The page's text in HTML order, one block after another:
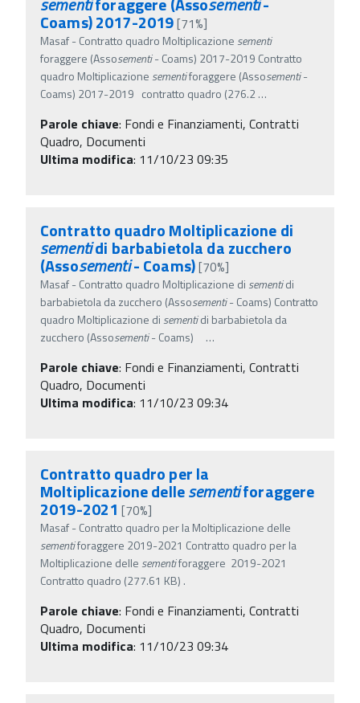
Coams) 2017-2019[71%]
Masaf - Contratto quadro Moltiplicazione sementi
foraggere (Assosementi- Coams) 2017-2019 Contratto
quadro Moltiplicazione sementiforaggere (Assosementi-
Coams) 2017-2019 contratto quadro (276.2…
Parole chiave: Fondi e Finanziamenti, Contratti
Quadro, Documenti
Ultima modifica: 11/10/23 09:35
Contratto quadro Moltiplicazione di
sementidi barbabietola da zucchero
(Assosementi- Coams)[70%]
Masaf - Contratto quadro Moltiplicazione di sementidi
barbabietola da zucchero (Assosementi- Coams) Contratto
quadro Moltiplicazione di sementidi barbabietola da
zucchero (Assosementi- Coams) …
Parole chiave: Fondi e Finanziamenti, Contratti
Quadro, Documenti
Ultima modifica: 11/10/23 09:34
Contratto quadro per la
Moltiplicazione dellesementiforaggere
2019-2021 [70%]
Masaf - Contratto quadro per la Moltiplicazione delle
sementiforaggere 2019-2021 Contratto quadro per la
Moltiplicazione delle sementiforaggere 2019-2021
Contratto quadro (277.61 KB) .
Parole chiave: Fondi e Finanziamenti, Contratti
Quadro, Documenti
Ultima modifica: 11/10/23 09:34